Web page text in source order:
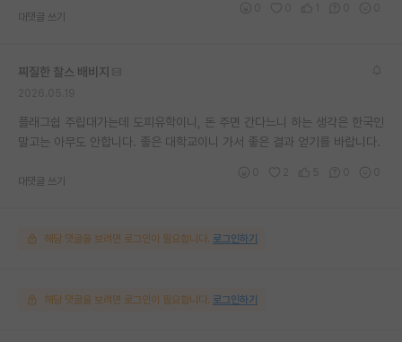
대댓글 쓰기
찌질한 찰스 배비지
플래그쉽 주립대가는데 도피유학이니, 돈 주면 간다느니 하는 생각은 한국인
말고는 아무도 안합니다. 좋은 대학교이니 가서 좋은 결과 얻기를 바랍니다.
대댓글 쓰기
해당 댓글을 보려면 로그인이 필요합니다. 로그인하기
해당 댓글을 보려면 로그인이 필요합니다. 로그인하기